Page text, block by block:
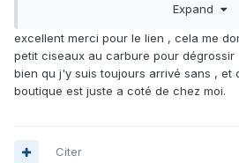
planète y compris le diamant (whoo
Pour les petites pièces à moyennes,
burin avec insert de 0.8 à 10mm
second de choc (pour le débitage
d'une largeur de 20mm octogona
Expand
excellent merci pour le lien , cela me
petit ciseaux au carbure pour
bien qu j'y suis toujours arrivé sans , et
boutique est juste a coté de chez moi.
Citer